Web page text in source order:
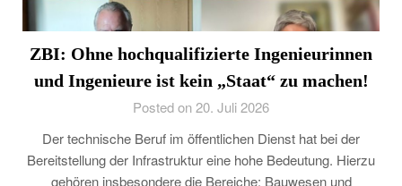
ZBI: Ohne hochqualifizierte Ingenieurinnen
und Ingenieure ist kein „Staat“ zu machen!
Posted on 20. Juli 2026
Der technische Beruf im öffentlichen Dienst hat bei der
Bereitstellung der Infrastruktur eine hohe Bedeutung. Hierzu
gehören insbesondere die Bereiche: Bauwesen und